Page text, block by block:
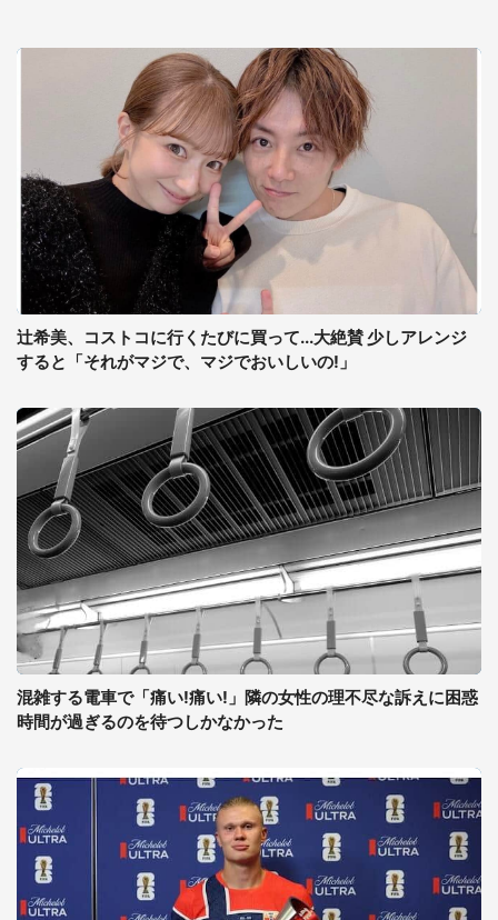
辻希美、コストコに行くたびに買って...大絶賛 少しアレンジ
すると「それがマジで、マジでおいしいの!」
混雑する電車で「痛い!痛い!」隣の女性の理不尽な訴えに困惑
時間が過ぎるのを待つしかなかった